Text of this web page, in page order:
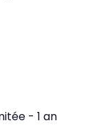
- 1 an